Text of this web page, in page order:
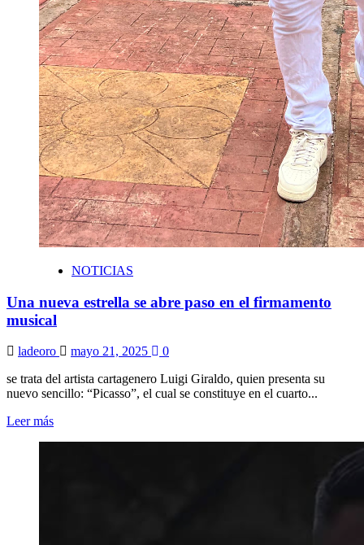
NOTICIAS
Una nueva estrella se abre paso en el firmamento
musical
ladeoro mayo 21, 2025
0
se trata del artista cartagenero Luigi Giraldo, quien presenta su
nuevo sencillo: “Picasso”, el cual se constituye en el cuarto...
Leer más